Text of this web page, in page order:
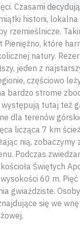
Czasami
historii, lokalna
rzemieślnicze.
Pieniężno, które
natury.
jeden z
częściowo
bardzo strome
występują tutaj też
dla terenów
licząca 7 km
nią, zobaczymy
Podczas
Świętych
60 m.
gwiaździste.
się we